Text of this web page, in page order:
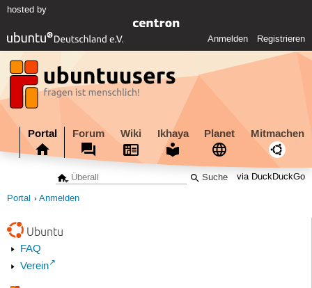
hosted by
Anmelden Registrieren
Portal Forum Wiki Ikhaya Planet Mitmachen
via DuckDuckGo
Portal Anmelden
Ubuntu
FAQ
Verein